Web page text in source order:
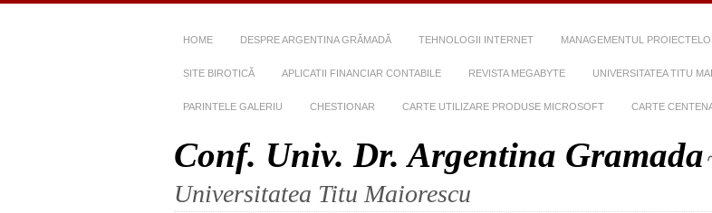
HOME DESPRE ARGENTINA GRĂMADĂ TEHNOLOGII INTERNET MANAGEMENTUL
SITE BIROTICĂ APLICATII FINANCIAR CONTABILE REVISTA MEGABYTE UNIVERSITATEA TITU
PARINTELE GALERIU CHESTIONAR CARTE UTILIZARE PRODUSE MICROSOFT CARTE
Conf. Univ. Dr. Argentina Gramada
Universitatea Titu Maiorescu